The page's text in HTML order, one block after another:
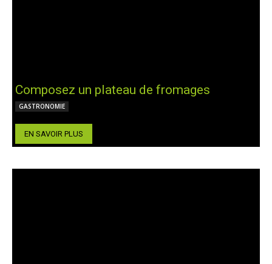
Composez un plateau de fromages
GASTRONOMIE
EN SAVOIR PLUS